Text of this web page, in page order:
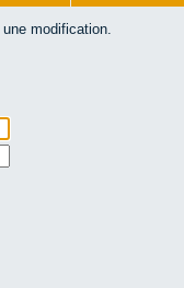
modification.